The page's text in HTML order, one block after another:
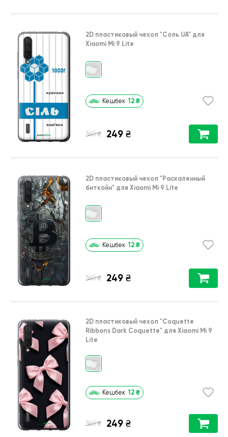
2D пластиковый чехол "Соль UA" для
Xiaomi Mi 9 Lite
Кешбек 12 ₴
360 ₴ 249 ₴
2D пластиковый чехол "Раскаленный
биткойн" для Xiaomi Mi 9 Lite
Кешбек 12 ₴
360 ₴ 249 ₴
2D пластиковый чехол "Coquette
Ribbons Dark Coquette" для Xiaomi Mi 9
Lite
Кешбек 12 ₴
360 ₴ 249 ₴